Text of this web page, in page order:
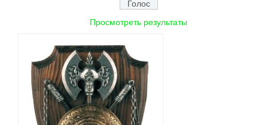
Просмотреть результаты